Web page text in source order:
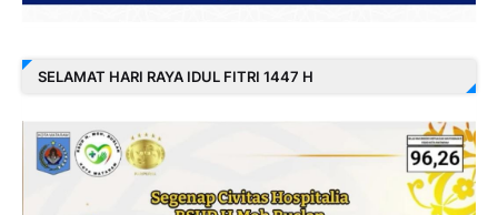
SELAMAT HARI RAYA IDUL FITRI 1447 H